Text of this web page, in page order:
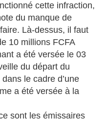
cette infraction,
du manque de
Là-dessus, il faut
10 millions FCFA
a été versée le 03
du départ du
le cadre d’une
a été versée à la
sont les émissaires